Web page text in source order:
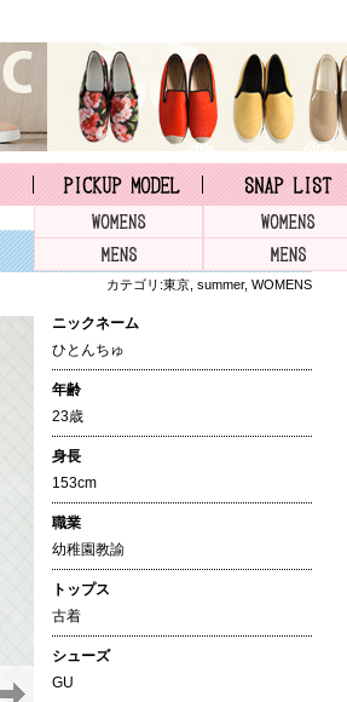
カテゴリ:東京 summer, WOMENS
ニックネーム
ひとんちゅ
年齢
23歳
身長
153cm
職業
幼稚園教諭
トップス
古着
シューズ
GU